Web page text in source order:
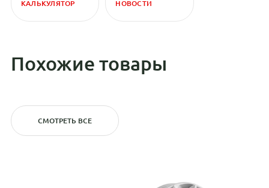
КАЛЬКУЛЯТОР НОВОСТИ
Похожие товары
СМОТРЕТЬ ВСЕ